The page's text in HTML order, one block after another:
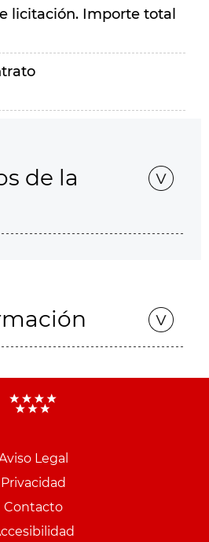
licitación. Importe total
de la
Legal
Privacidad
Contacto